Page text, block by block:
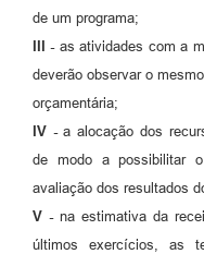
de um programa;
III - as atividades com a
deverão observar o
orçamentária;
IV -a alocação dos
de modo a possibilitar
avaliação dos resultados
V -na estimativa da
últimos exercícios, as